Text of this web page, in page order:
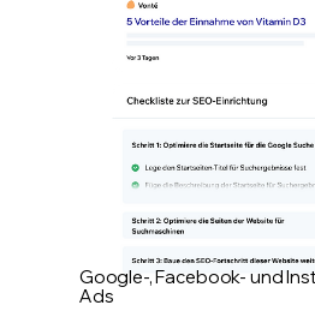
Google-, Facebook- und
Ads